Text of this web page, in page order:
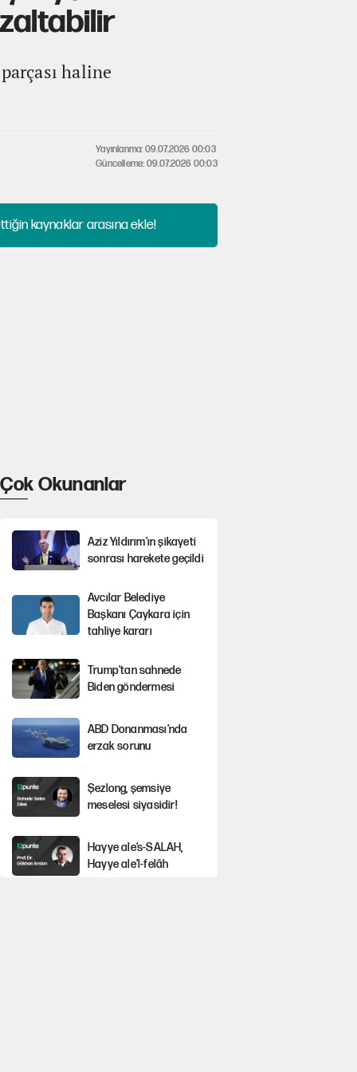
haline
Yayınlanma: 09.07.2026 00:03
Güncelleme: 09.07.2026 00:03
kaynaklar arasına ekle!
Çok Okunanlar
Aziz Yıldırım’ın şikayeti
sonrası harekete geçildi
Avcılar Belediye
Başkanı Çaykara için
tahliye kararı
Trump’tan sahnede
Biden göndermesi
ABD Donanması’nda
erzak sorunu
Şezlong, şemsiye
meselesi siyasidir!
Hayye ale’s-SALAH,
Hayye ale’l-felâh